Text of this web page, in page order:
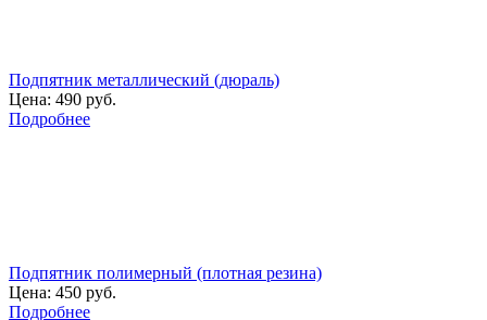
Подпятник металлический (дюраль)
Цена: 490 руб.
Подробнее
Подпятник полимерный (плотная резина)
Цена: 450 руб.
Подробнее